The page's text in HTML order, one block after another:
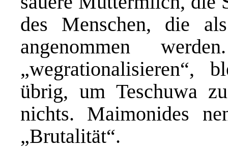
des Menschen, die als
angenommen
„wegrationalisieren“,
übrig, um Teschuwa
nichts. Maimonides
„Brutalität“.